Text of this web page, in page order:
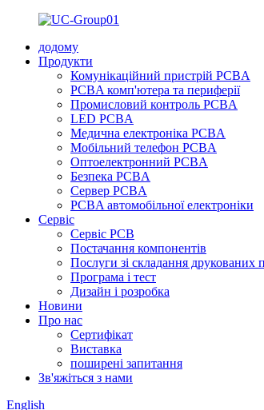
додому
Продукти
Комунікаційний пристрій PCBA
PCBA комп'ютера та периферії
Промисловий контроль PCBA
LED PCBA
Медична електроніка PCBA
Мобільний телефон PCBA
Оптоелектронний PCBA
Безпека PCBA
Сервер PCBA
PCBA автомобільної електроніки
Сервіс
Сервіс PCB
Постачання компонентів
Послуги зі складання друкованих
Програма і тест
Дизайн і розробка
Новини
Про нас
Сертифікат
Виставка
поширені запитання
Зв'яжіться з нами
English